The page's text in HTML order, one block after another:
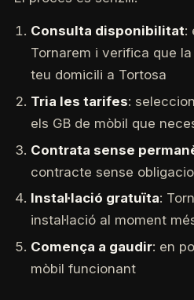
Consulta disponibilitat:
Tornarem i verifica que
teu domicili a Tortosa
Tria les tarifes:
els GB de mòbil que
Contrata sense
contracte sense
Instal·lació gratuïta:
instal·lació al moment
Comença a gaudir: en
mòbil funcionant